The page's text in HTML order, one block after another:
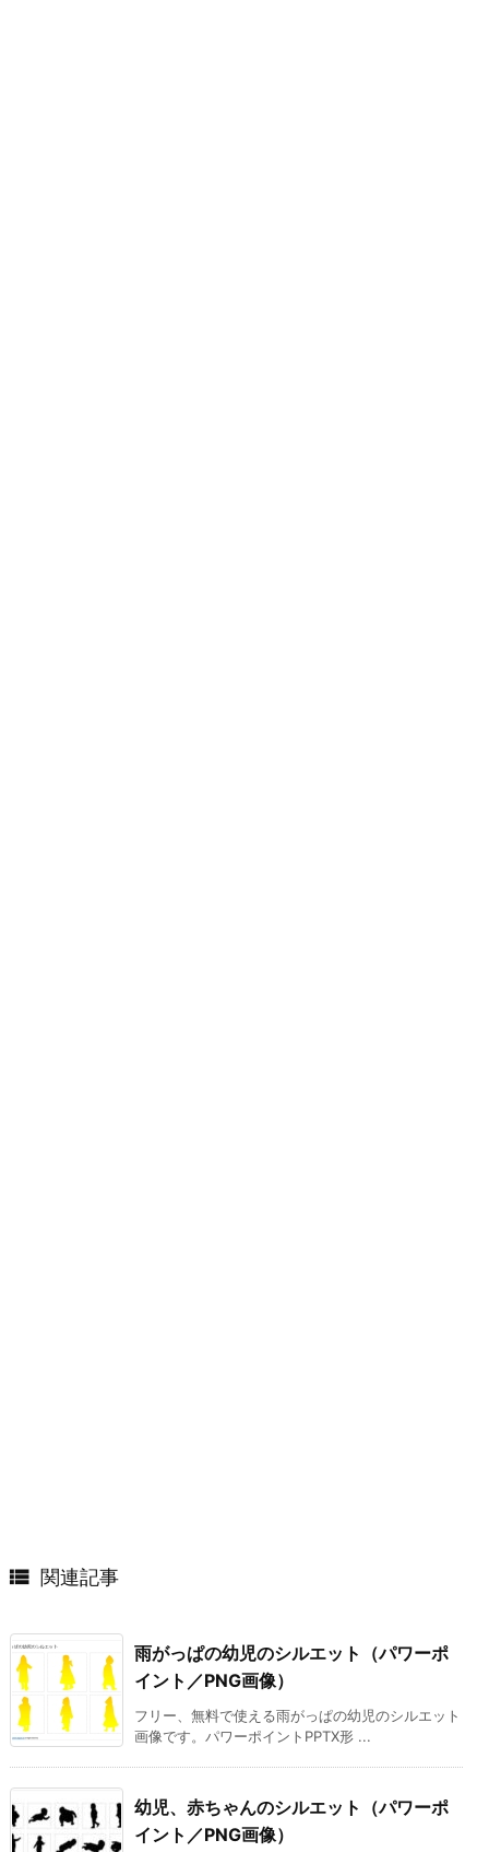
 関連記事
雨がっぱの幼児のシルエット（パワーポ
イント／PNG画像）
フリー、無料で使える雨がっぱの幼児のシルエット
画像です。パワーポイントPPTX形 ...
幼児、赤ちゃんのシルエット（パワーポ
イント／PNG画像）